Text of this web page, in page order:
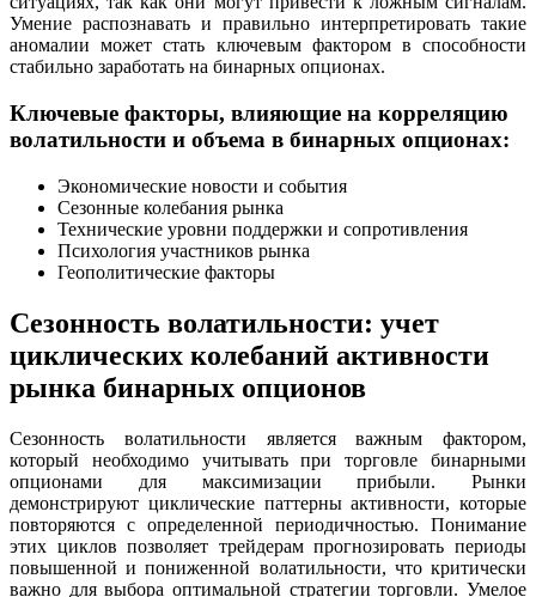
Умение распознавать и правильно интерпретировать такие
аномалии может стать ключевым фактором в способности
стабильно заработать на бинарных опционах.
Ключевые факторы, влияющие на корреляцию
волатильности и объема в бинарных опционах:
Экономические новости и события
Сезонные колебания рынка
Технические уровни поддержки и сопротивления
Психология участников рынка
Геополитические факторы
Сезонность волатильности: учет
циклических колебаний активности
рынка бинарных опционов
Сезонность волатильности является важным фактором,
который необходимо учитывать при торговле бинарными
опционами для максимизации прибыли. Рынки
демонстрируют циклические паттерны активности, которые
повторяются с определенной периодичностью. Понимание
этих циклов позволяет трейдерам прогнозировать периоды
повышенной и пониженной волатильности, что критически
важно для выбора оптимальной стратегии торговли. Умелое